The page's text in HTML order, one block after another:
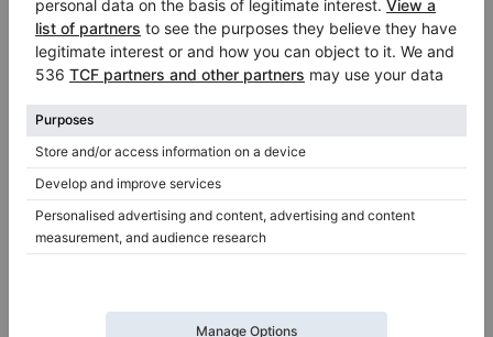
Hot
May M110 – Klavier (Höhe 110 cm)
Deutschland